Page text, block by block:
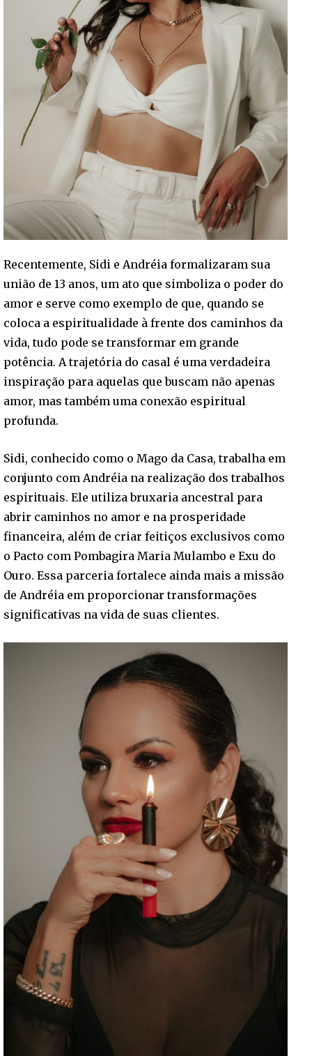
Recentemente, Sidi e Andréia formalizaram sua
união de 13 anos, um ato que simboliza o poder do
amor e serve como exemplo de que, quando se
coloca a espiritualidade à frente dos caminhos da
vida, tudo pode se transformar em grande
potência. A trajetória do casal é uma verdadeira
inspiração para aquelas que buscam não apenas
amor, mas também uma conexão espiritual
profunda.
Sidi, conhecido como o Mago da Casa, trabalha em
conjunto com Andréia na realização dos trabalhos
espirituais. Ele utiliza bruxaria ancestral para
abrir caminhos no amor e na prosperidade
financeira, além de criar feitiços exclusivos como
o Pacto com Pombagira Maria Mulambo e Exu do
Ouro. Essa parceria fortalece ainda mais a missão
de Andréia em proporcionar transformações
significativas na vida de suas clientes.